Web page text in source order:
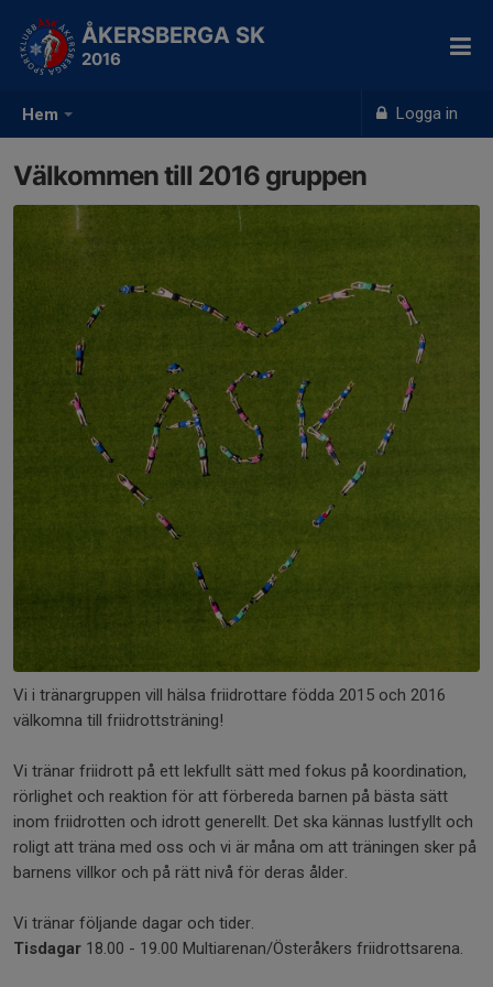
Hem Logga in
ÅKERSBERGA SK
2016
Välkommen till 2016 gruppen
Vi i tränargruppen vill hälsa friidrottare födda 2015 och 2016
välkomna till friidrottsträning!
Vi tränar friidrott på ett lekfullt sätt med fokus på koordination,
rörlighet och reaktion för att förbereda barnen på bästa sätt
inom friidrotten och idrott generellt. Det ska kännas lustfyllt och
roligt att träna med oss och vi är måna om att träningen sker på
barnens villkor och på rätt nivå för deras ålder.
Vi tränar följande dagar och tider.
Tisdagar 18.00 - 19.00 Multiarenan/Österåkers friidrottsarena.